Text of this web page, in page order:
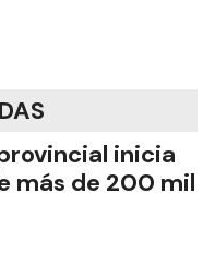
inicia
más de 200 mil